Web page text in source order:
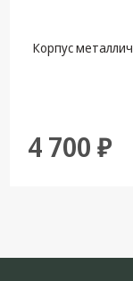
Корпус
4 700 ₽